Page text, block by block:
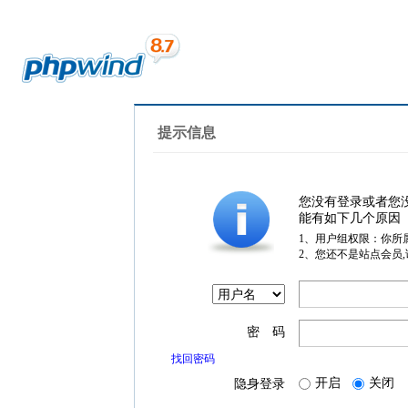
提示信息
您没有登录或者您
能有如下几个原因
1、用户组权限：你所
2、您还不是站点会员
密 码
找回密码
隐身登录 开启 关闭